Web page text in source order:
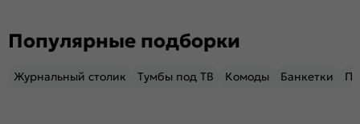
Популярные подборки
Журнальный столик Тумбы под ТВ Комоды Банкетки